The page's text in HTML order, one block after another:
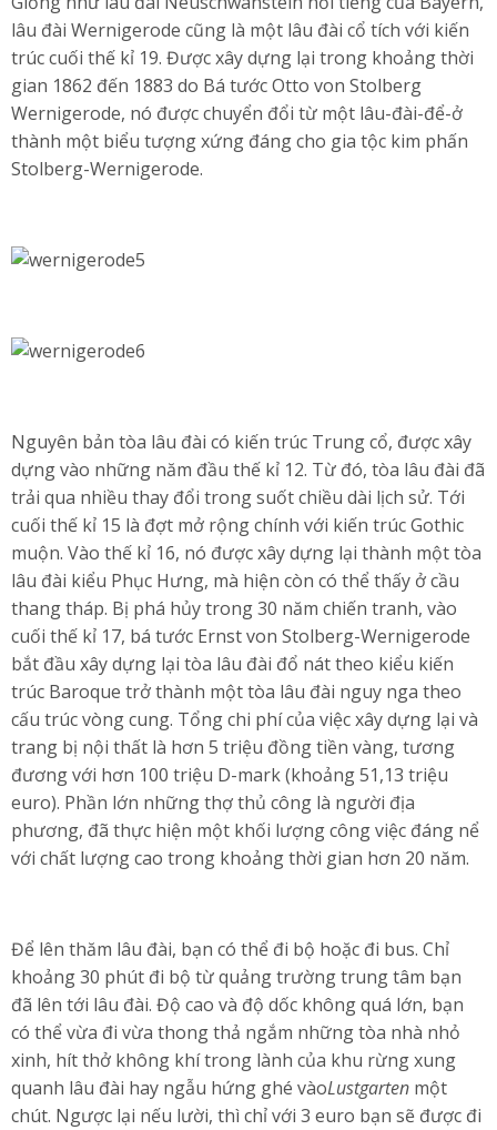
lâu đài Wernigerode cũng là một lâu đài cổ tích với kiến
trúc cuối thế kỉ 19. Được xây dựng lại trong khoảng thời
gian 1862 đến 1883 do Bá tước Otto von Stolberg
Wernigerode, nó được chuyển đổi từ một lâu-đài-để-ở
thành một biểu tượng xứng đáng cho gia tộc kim phấn
Stolberg-Wernigerode.
Nguyên bản tòa lâu đài có kiến trúc Trung cổ, được xây
dựng vào những năm đầu thế kỉ 12. Từ đó, tòa lâu đài đã
trải qua nhiều thay đổi trong suốt chiều dài lịch sử. Tới
cuối thế kỉ 15 là đợt mở rộng chính với kiến trúc Gothic
muộn. Vào thế kỉ 16, nó được xây dựng lại thành một tòa
lâu đài kiểu Phục Hưng, mà hiện còn có thể thấy ở cầu
thang tháp. Bị phá hủy trong 30 năm chiến tranh, vào
cuối thế kỉ 17, bá tước Ernst von Stolberg-Wernigerode
bắt đầu xây dựng lại tòa lâu đài đổ nát theo kiểu kiến
trúc Baroque trở thành một tòa lâu đài nguy nga theo
cấu trúc vòng cung. Tổng chi phí của việc xây dựng lại và
trang bị nội thất là hơn 5 triệu đồng tiền vàng, tương
đương với hơn 100 triệu D-mark (khoảng 51,13 triệu
euro). Phần lớn những thợ thủ công là người địa
phương, đã thực hiện một khối lượng công việc đáng nể
với chất lượng cao trong khoảng thời gian hơn 20 năm.
Để lên thăm lâu đài, bạn có thể đi bộ hoặc đi bus. Chỉ
khoảng 30 phút đi bộ từ quảng trường trung tâm bạn
đã lên tới lâu đài. Độ cao và độ dốc không quá lớn, bạn
có thể vừa đi vừa thong thả ngắm những tòa nhà nhỏ
xinh, hít thở không khí trong lành của khu rừng xung
quanh lâu đài hay ngẫu hứng ghé vàoLustgarten một
chút. Ngược lại nếu lười, thì chỉ với 3 euro bạn sẽ được đi